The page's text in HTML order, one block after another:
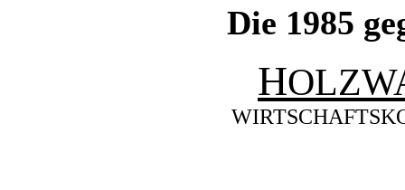
Die 1985
H
W